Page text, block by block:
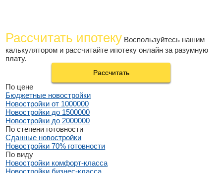
Рассчитать ипотеку Воспользуйтесь нашим
калькулятором и рассчитайте ипотеку онлайн за разумную
плату.
Рассчитать
По цене
Бюджетные новостройки
Новостройки от 1000000
Новостройки до 1500000
Новостройки до 2000000
По степени готовности
Сданные новостройки
Новостройки 70% готовности
По виду
Новостройки комфорт-класса
Новостройки бизнес-класса